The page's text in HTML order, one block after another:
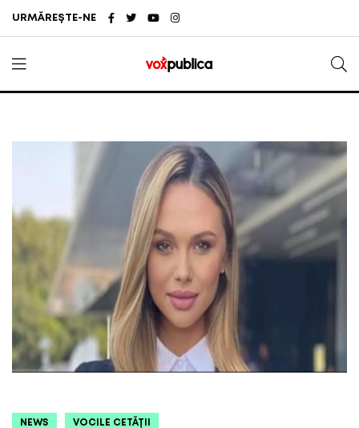
URMĂREȘTE-NE
NEWS VOCILE CETĂȚII